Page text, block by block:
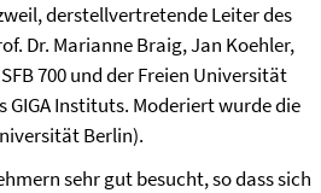
derstellvertretende Leiter des
Dr. Marianne Braig, Jan Koehler,
700 und der Freien Universität
GIGA Instituts. Moderiert wurde die
Berlin).
sehr gut besucht, so dass sich